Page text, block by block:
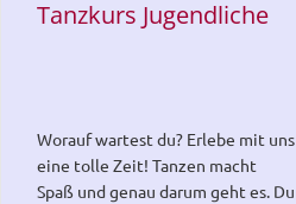
Tanzkurs Jugendliche
Worauf wartest du? Erlebe mit uns
eine tolle Zeit! Tanzen macht
Spaß und genau darum geht es. Du